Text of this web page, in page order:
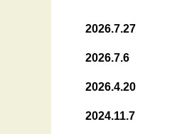
2026.7.27
2026.7.6
2026.4.20
2024.11.7